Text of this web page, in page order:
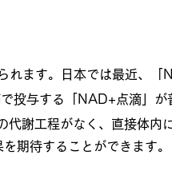
れます。日本では最近、「
投与する「NAD+点滴」
代謝工程がなく、直接体内
期待することができます。